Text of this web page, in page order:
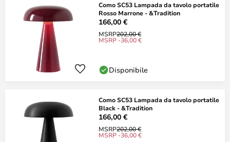
Como SC53 Lampada da tavolo portatile
Rosso Marrone - &Tradition
166,00 €
MSRP202,00 €
MSRP -36,00 €
Disponibile
Como SC53 Lampada da tavolo portatile
Black - &Tradition
166,00 €
MSRP202,00 €
MSRP -36,00 €